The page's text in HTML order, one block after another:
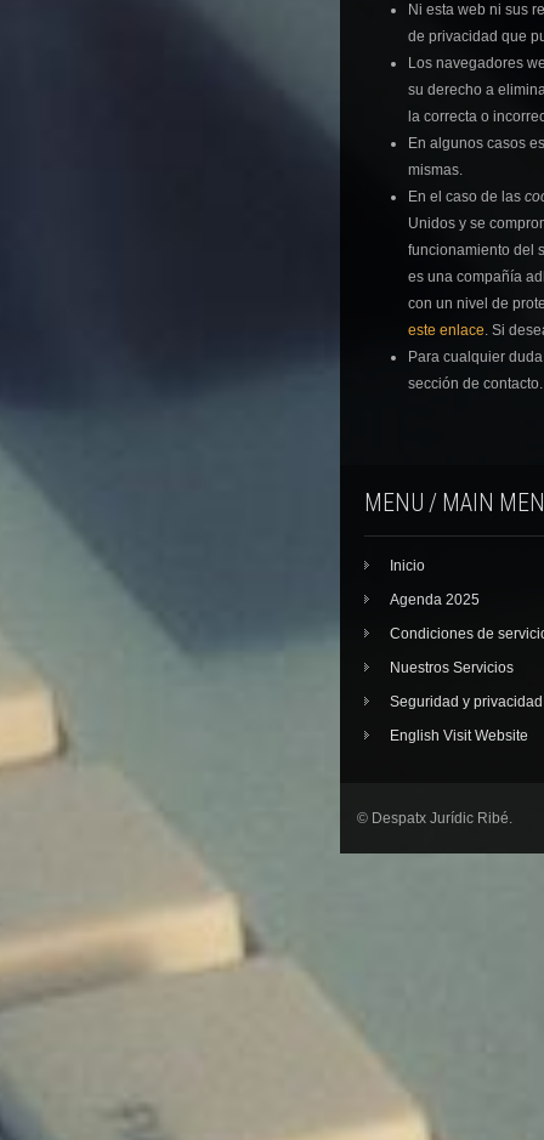
Ni esta web ni sus
de privacidad que
Los navegadores
su derecho a
la correcta o
En algunos casos
mismas.
En el caso de las
Unidos y se
funcionamiento del
es una compañía
con un nivel de
este enlace. Si
Para cualquier
sección de contacto.
MENU / MAIN
Inicio
Agenda 2025
Condiciones de
Nuestros Servicios
Seguridad y privacidad
English Visit Website
© Despatx Jurídic Ribé.